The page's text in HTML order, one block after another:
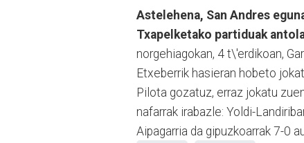
Astelehena, San Andres
Txapelketako partiduak
norgehiagokan, 4 t\'erdikoan,
Etxeberrik hasieran hobeto
Pilota gozatuz, erraz jokatu
nafarrak irabazle: Yoldi-
Aipagarria da gipuzkoarrak 7-0